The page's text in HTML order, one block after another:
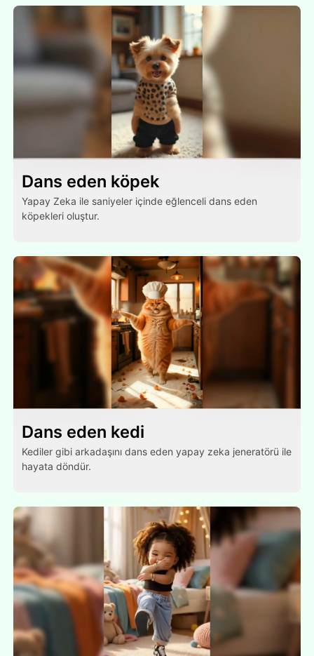
Dans eden köpek
Yapay Zeka ile saniyeler içinde eğlenceli dans eden
köpekleri oluştur.
Dans eden kedi
Kediler gibi arkadaşını dans eden yapay zeka jeneratörü ile
hayata döndür.